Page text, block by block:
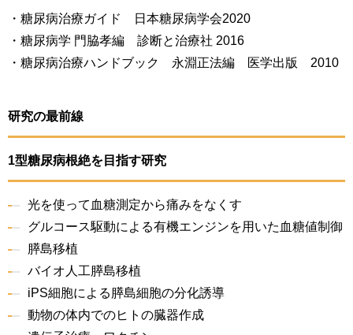
・糖尿病治療ガイド 日本糖尿病学会2020
・糖尿病学 門脇孝編 診断と治療社 2016
・糖尿病治療ハンドブック 永淵正法編 医学出版 2010
研究の最前線
1型糖尿病根絶を目指す研究
光を使って血糖測定から痛みをなくす
グルコース駆動による有機エンジンを用いた血糖値制御
膵島移植
バイオ人工膵島移植
iPS細胞による膵島細胞の分化誘導
動物の体内でのヒトの臓器作成